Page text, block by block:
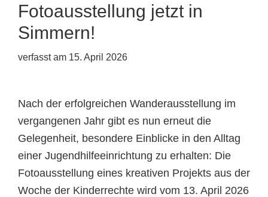
Fotoausstellung jetzt in
Simmern!
verfasst am 15. April 2026
Nach der erfolgreichen Wanderausstellung im
vergangenen Jahr gibt es nun erneut die
Gelegenheit, besondere Einblicke in den Alltag
einer Jugendhilfeeinrichtung zu erhalten: Die
Fotoausstellung eines kreativen Projekts aus der
Woche der Kinderrechte wird vom 13. April 2026